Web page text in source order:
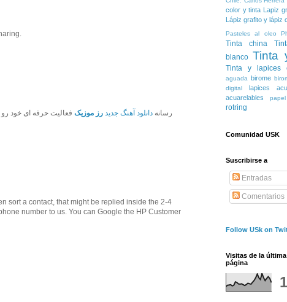
رسانه دانلود آهنگ جدید رز موزیک
sort a contact, that might be replied inside the 2-4
number to us. You can Google the HP Customer
color y tinta
Lapiz
Lápiz grafito y lápiz
Pasteles al oleo
Tinta china
blanco Tinta
Tinta y lapices
aguada birome
digital
lapices
acuarelables
rotring
Comunidad USK
Suscribirse a
Entradas
Comentarios
Follow USk on
Visitas de la
página